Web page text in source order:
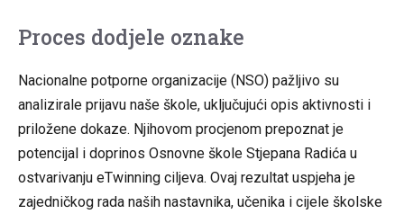
Proces dodjele oznake
Nacionalne potporne organizacije (NSO) pažljivo su
analizirale prijavu naše škole, uključujući opis aktivnosti i
priložene dokaze. Njihovom procjenom prepoznat je
potencijal i doprinos Osnovne škole Stjepana Radića u
ostvarivanju eTwinning ciljeva. Ovaj rezultat uspjeha je
zajedničkog rada naših nastavnika, učenika i cijele školske